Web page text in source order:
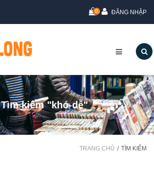
0 ĐĂNG NHẬP
Tìm kiếm "khó-dễ"
TRANG CHỦ TÌM KIẾM